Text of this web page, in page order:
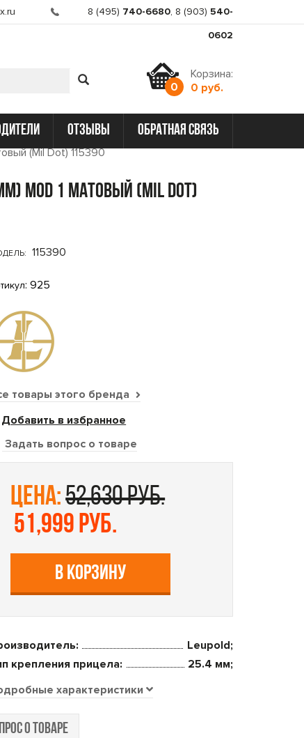
8 (495) 740-6680, 8 (903) 540-
0602
0
Корзина:
0 руб.
отзывы обратная связь
(Mil Dot) 115390
MOD 1 матовый (Mil Dot)
115390
: 925
товары этого бренда
Задать вопрос о товаре
цена:52,630 руб.
51,999 руб.
В КОРЗИНУ
Leupold;
крепления прицела:
25.4 мм;
характеристики
О ТОВАРЕ